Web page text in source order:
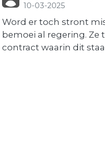
10-03-2025
Word er toch stront
bemoei al regering. Ze
contract waarin dit